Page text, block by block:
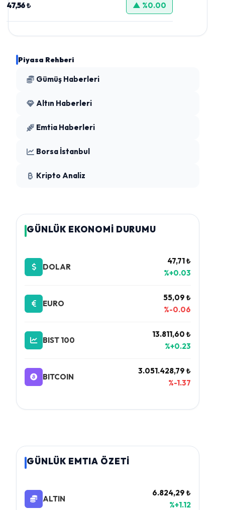
47,56 ₺ ▲ %0.00
Piyasa Rehberi
Gümüş Haberleri
Altın Haberleri
Emtia Haberleri
Borsa İstanbul
Kripto Analiz
GÜNLÜK EKONOMİ DURUMU
DOLAR
47,71 ₺
%+0.03
EURO
55,09 ₺
%-0.06
BIST 100
13.811,60 ₺
%+0.23
BITCOIN
3.051.428,79 ₺
%-1.37
GÜNLÜK EMTIA ÖZETİ
ALTIN
6.824,29 ₺
%+1.12